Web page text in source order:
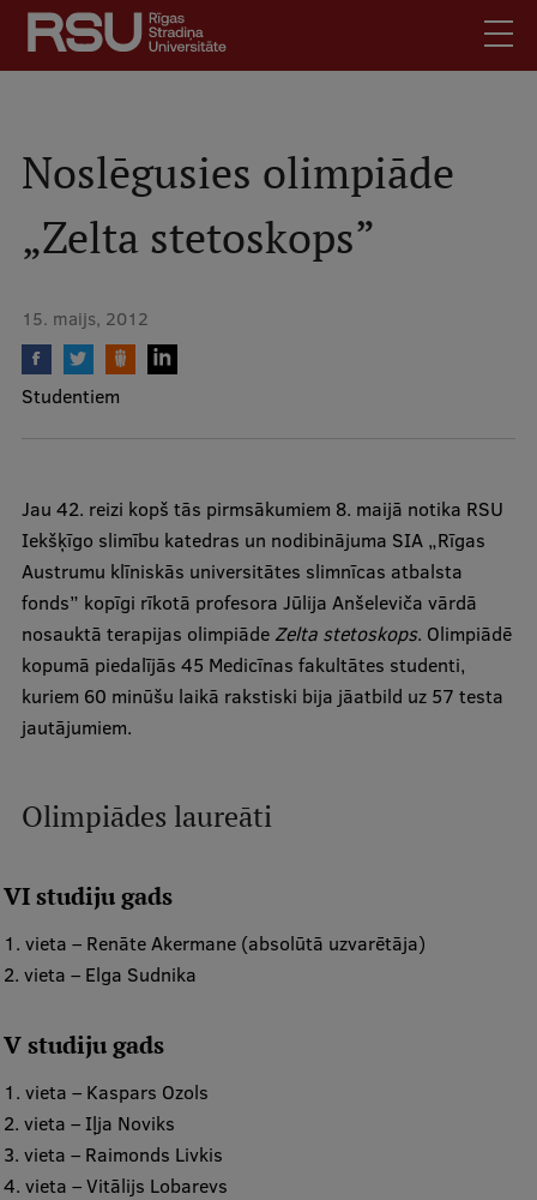
Pārlekt
galveno
saturu
Mobile
augšējā
Studentiem
Darbiniekiem
Darba devējiem
Mobile
galvenā
izvēlne
Studiju iespējas
Pamatstudiju programmas
Maģistra studiju programmas
Rezidentūra
Uzņemšana
Praktiska informācija
Par RSU
Studentu dzīve
Studiju norises vietas
Noslēgusies olimpiāde
„Zelta stetoskops”
15. maijs, 2012
Studentiem
Jau 42. reizi kopš tās pirmsākumiem 8. maijā notika RSU
Iekšķīgo slimību katedras un nodibinājuma SIA „Rīgas
Austrumu klīniskās universitātes slimnīcas atbalsta
fonds” kopīgi rīkotā profesora Jūlija Anšeleviča vārdā
nosauktā terapijas olimpiāde Zelta stetoskops. Olimpiādē
kopumā piedalījās 45 Medicīnas fakultātes studenti,
kuriem 60 minūšu laikā rakstiski bija jāatbild uz 57 testa
jautājumiem.
Olimpiādes laureāti
VI studiju gads
1. vieta – Renāte Akermane (absolūtā uzvarētāja)
2. vieta – Elga Sudnika
V studiju gads
1. vieta – Kaspars Ozols
2. vieta – Iļja Noviks
3. vieta – Raimonds Livkis
4. vieta – Vitālijs Lobarevs